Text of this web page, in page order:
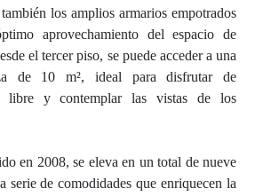
los amplios armarios empotrados
aprovechamiento del espacio de
el tercer piso, se puede acceder a una
de 10 m², ideal para disfrutar de
libre y contemplar las vistas de los
en 2008, se eleva en un total de nueve
serie de comodidades que enriquecen la